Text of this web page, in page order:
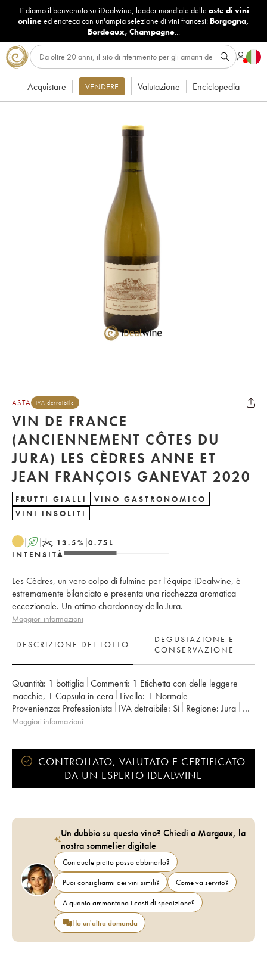
Ti diamo il benvenuto su iDealwine, leader mondiale delle aste di vini
onlineed enoteca con un'ampia selezione di vini francesi: Borgogna,
Bordeaux, Champagne...
Acquistare VENDERE Valutazione Enciclopedia
ASTA IVA detraibile
VIN DE FRANCE
(ANCIENNEMENT CÔTES DU
JURA) LES CÈDRES ANNE ET
JEAN FRANÇOIS GANEVAT 2020
FRUTTI GIALLI
VINO GASTRONOMICO
VINI INSOLITI
A K 13.5% 0.75 L
INTENSITÀ
Les Cèdres, un vero colpo di fulmine per l'équipe iDealwine, è
estremamente bilanciato e presenta una ricchezza aromatica
eccezionale. Un ottimo chardonnay dello Jura.
Maggiori informazioni
DESCRIZIONE DEL LOTTO
DEGUSTAZIONE E
CONSERVAZIONE
Quantità: 1 bottiglia Commenti: 1 Etichetta con delle leggere
macchie, 1 Capsula in cera Livello: 1 Normale
Provenienza:
professionista IVA detraibile: sì Regione: Jura
Denominazione:
Vin de France (anciennement Côtes du Jura)
Maggiori informazioni…
CONTROLLATO, VALUTATO E CERTIFICATO
DA UN ESPERTO IDEALWINE
Un dubbio su questo vino? Chiedi a Margaux, la
nostra sommelier digitale
Con quale piatto posso abbinarlo?
Puoi consigliarmi dei vini simili?
Come va servito?
A quanto ammontano i costi di spedizione?
Ho un'altra domanda